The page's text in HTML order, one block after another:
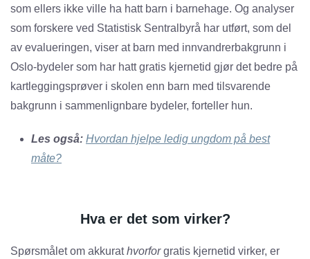
som ellers ikke ville ha hatt barn i barnehage. Og analyser
som forskere ved Statistisk Sentralbyrå har utført, som del
av evalueringen, viser at barn med innvandrerbakgrunn i
Oslo-bydeler som har hatt gratis kjernetid gjør det bedre på
kartleggingsprøver i skolen enn barn med tilsvarende
bakgrunn i sammenlignbare bydeler, forteller hun.
Les også: Hvordan hjelpe ledig ungdom på best
måte?
Hva er det som virker?
Spørsmålet om akkurathvorforgratis kjernetid virker, er